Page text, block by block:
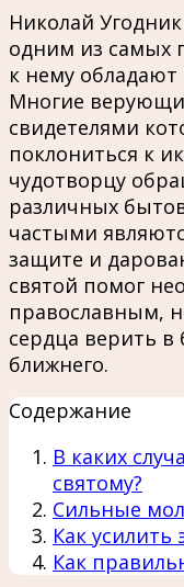
Николай
одним из самых
к нему
Многие
свидетелями
поклониться к
чудотворцу
различных
частыми
защите и
святой помог
православным,
сердца верить
ближнего.
Содержание
В каких
святому?
Сильные
Как усилить
Как